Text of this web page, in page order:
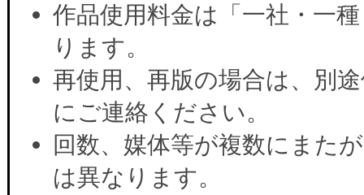
作品使用料金は「一社・一
ります。
再使用、再版の場合は、別
にご連絡ください。
回数、媒体等が複数にまた
は異なります。